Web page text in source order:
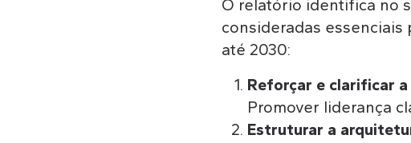
O relatório identifica no
consideradas
até 2030:
Reforçar e clarificar
Promover liderança
Estruturar a